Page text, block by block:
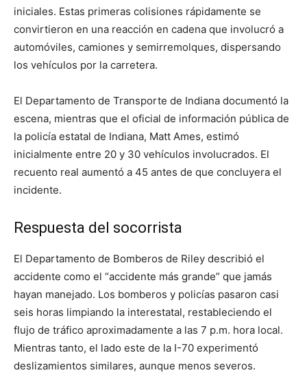
iniciales. Estas primeras colisiones rápidamente se
convirtieron en una reacción en cadena que involucró a
automóviles, camiones y semirremolques, dispersando
los vehículos por la carretera.
El Departamento de Transporte de Indiana documentó la
escena, mientras que el oficial de información pública de
la policía estatal de Indiana, Matt Ames, estimó
inicialmente entre 20 y 30 vehículos involucrados. El
recuento real aumentó a 45 antes de que concluyera el
incidente.
Respuesta del socorrista
El Departamento de Bomberos de Riley describió el
accidente como el “accidente más grande” que jamás
hayan manejado. Los bomberos y policías pasaron casi
seis horas limpiando la interestatal, restableciendo el
flujo de tráfico aproximadamente a las 7 p.m. hora local.
Mientras tanto, el lado este de la I-70 experimentó
deslizamientos similares, aunque menos severos.